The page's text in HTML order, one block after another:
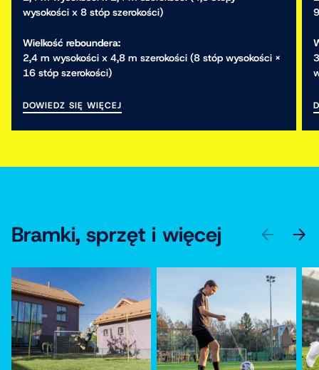
wysokości x 8 stóp szerokości)
Wielkość reboundera:
2,4 m wysokości x 4,8 m szerokości (8 stóp wysokości ×
16 stóp szerokości)
DOWIEDZ SIĘ WIĘCEJ
Bramki, sprzęt i więcej POPRZEDNI